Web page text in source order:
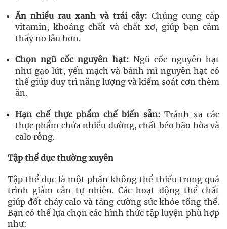
Ăn nhiều rau xanh và trái cây: Chúng cung cấp
vitamin, khoáng chất và chất xơ, giúp bạn cảm
thấy no lâu hơn.
Chọn ngũ cốc nguyên hạt: Ngũ cốc nguyên hạt
như gạo lứt, yến mạch và bánh mì nguyên hạt có
thể giúp duy trì năng lượng và kiểm soát cơn thèm
ăn.
Hạn chế thực phẩm chế biến sẵn: Tránh xa các
thực phẩm chứa nhiều đường, chất béo bão hòa và
calo rỗng.
Tập thể dục thường xuyên
Tập thể dục là một phần không thể thiếu trong quá
trình giảm cân tự nhiên. Các hoạt động thể chất
giúp đốt cháy calo và tăng cường sức khỏe tổng thể.
Bạn có thể lựa chọn các hình thức tập luyện phù hợp
như: